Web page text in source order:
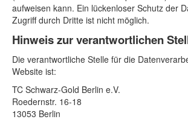
aufweisen kann. Ein lückenloser Schutz der
Zugriff durch Dritte ist nicht möglich.
Hinweis zur verantwortlichen
Die verantwortliche Stelle für die
Website ist:
TC Schwarz-Gold Berlin e.V.
Roedernstr. 16-18
13053 Berlin